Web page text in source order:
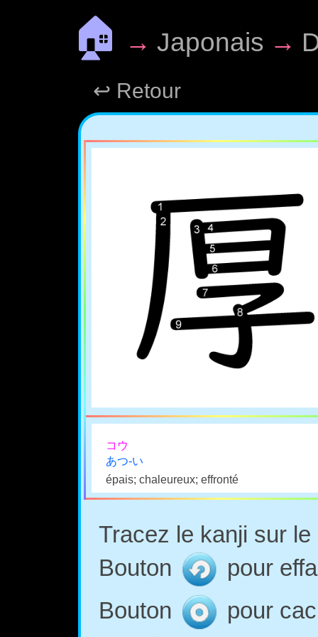
🏠 → Japonais →
↩ Retour
コウ
あつ-い
épais; chaleureux; effronté
Tracez le kanji sur
Bouton
pour
Bouton
pour